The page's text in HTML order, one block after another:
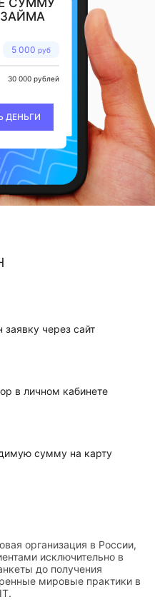
СУММУ
5 000 руб
30 000 рублей
ДЕНЬГИ
через сайт
в личном кабинете
сумму на карту
организация в России,
исключительно в
до получения
мировые практики в